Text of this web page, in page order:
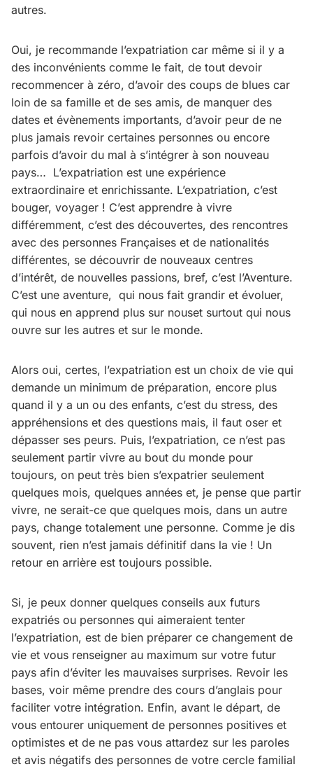
autres.
Oui, je recommande l’expatriation car même si il y a
des inconvénients comme le fait, de tout devoir
recommencer à zéro, d’avoir des coups de blues car
loin de sa famille et de ses amis, de manquer des
dates et évènements importants, d’avoir peur de ne
plus jamais revoir certaines personnes ou encore
parfois d’avoir du mal à s’intégrer à son nouveau
pays… L’expatriation est une expérience
extraordinaire et enrichissante. L’expatriation, c’est
bouger, voyager ! C’est apprendre à vivre
différemment, c’est des découvertes, des rencontres
avec des personnes Françaises et de nationalités
différentes, se découvrir de nouveaux centres
d’intérêt, de nouvelles passions, bref, c’est l’Aventure.
C’est une aventure, qui nous fait grandir et évoluer,
qui nous en apprend plus sur nouset surtout qui nous
ouvre sur les autres et sur le monde.
Alors oui, certes, l’expatriation est un choix de vie qui
demande un minimum de préparation, encore plus
quand il y a un ou des enfants, c’est du stress, des
appréhensions et des questions mais, il faut oser et
dépasser ses peurs. Puis, l’expatriation, ce n’est pas
seulement partir vivre au bout du monde pour
toujours, on peut très bien s’expatrier seulement
quelques mois, quelques années et, je pense que partir
vivre, ne serait-ce que quelques mois, dans un autre
pays, change totalement une personne. Comme je dis
souvent, rien n’est jamais définitif dans la vie ! Un
retour en arrière est toujours possible.
Si, je peux donner quelques conseils aux futurs
expatriés ou personnes qui aimeraient tenter
l’expatriation, est de bien préparer ce changement de
vie et vous renseigner au maximum sur votre futur
pays afin d’éviter les mauvaises surprises. Revoir les
bases, voir même prendre des cours d’anglais pour
faciliter votre intégration. Enfin, avant le départ, de
vous entourer uniquement de personnes positives et
optimistes et de ne pas vous attardez sur les paroles
et avis négatifs des personnes de votre cercle familial